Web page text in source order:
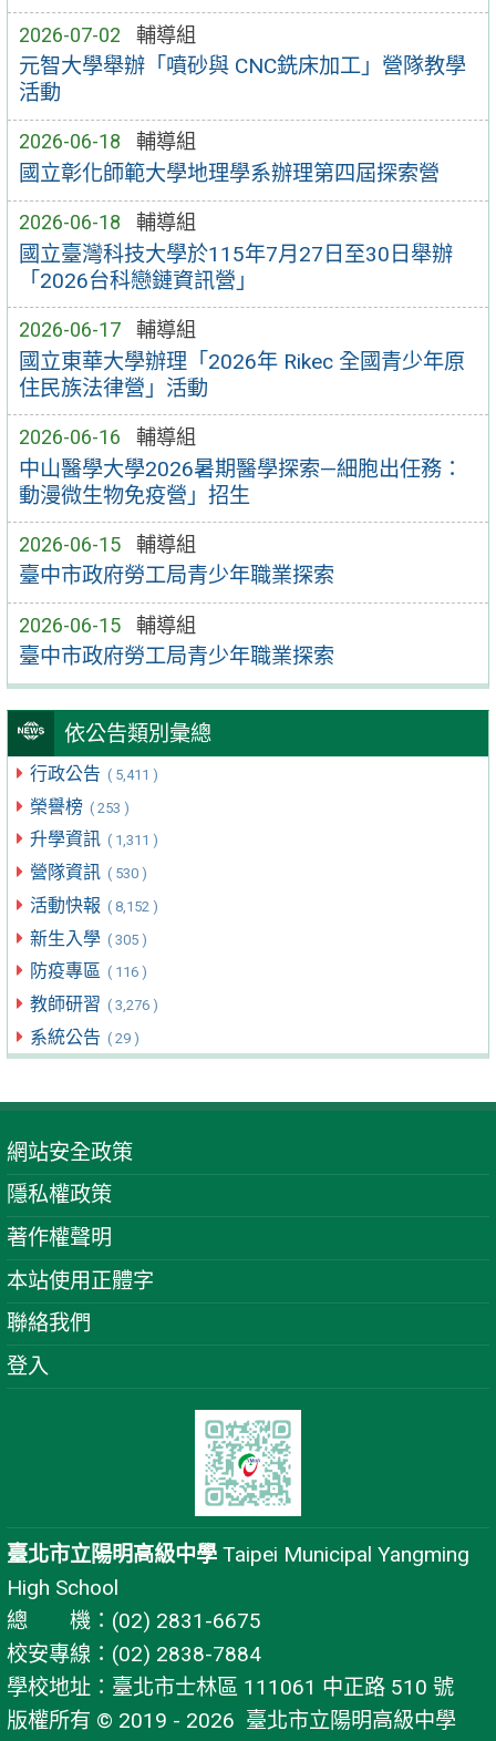
2026-07-02 輔導組
元智大學舉辦「噴砂與 CNC銑床加工」營隊教學
活動
2026-06-18 輔導組
國立彰化師範大學地理學系辦理第四屆探索營
2026-06-18 輔導組
國立臺灣科技大學於115年7月27日至30日舉辦
「2026台科戀鏈資訊營」
2026-06-17 輔導組
國立東華大學辦理「2026年 Rikec 全國青少年原
住民族法律營」活動
2026-06-16 輔導組
中山醫學大學2026暑期醫學探索—細胞出任務：
動漫微生物免疫營」招生
2026-06-15 輔導組
臺中市政府勞工局青少年職業探索
2026-06-15 輔導組
臺中市政府勞工局青少年職業探索
依公告類別彙總
行政公告 ( 5,411 )
榮譽榜 ( 253 )
升學資訊 ( 1,311 )
營隊資訊 ( 530 )
活動快報 ( 8,152 )
新生入學 ( 305 )
防疫專區 ( 116 )
教師研習 ( 3,276 )
系統公告 ( 29 )
網站安全政策
隱私權政策
著作權聲明
本站使用正體字
聯絡我們
登入
臺北市立陽明高級中學 Taipei Municipal Yangming
High School
總 機：(02) 2831-6675
校安專線：(02) 2838-7884
學校地址：臺北市士林區 111061 中正路 510 號
版權所有 © 2019 - 2026 臺北市立陽明高級中學